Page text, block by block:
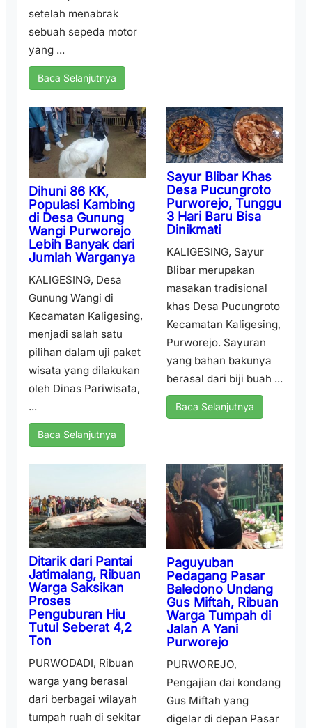
setelah menabrak
sebuah sepeda motor
yang ...
Baca Selanjutnya
Dihuni 86 KK,
Populasi Kambing
di Desa Gunung
Wangi Purworejo
Lebih Banyak dari
Jumlah Warganya
KALIGESING, Desa
Gunung Wangi di
Kecamatan Kaligesing,
menjadi salah satu
pilihan dalam uji paket
wisata yang dilakukan
oleh Dinas Pariwisata,
...
Baca Selanjutnya
Sayur Blibar Khas
Desa Pucungroto
Purworejo, Tunggu
3 Hari Baru Bisa
Dinikmati
KALIGESING, Sayur
Blibar merupakan
masakan tradisional
khas Desa Pucungroto
Kecamatan Kaligesing,
Purworejo. Sayuran
yang bahan bakunya
berasal dari biji buah ...
Baca Selanjutnya
Ditarik dari Pantai
Jatimalang, Ribuan
Warga Saksikan
Proses
Penguburan Hiu
Tutul Seberat 4,2
Ton
PURWODADI, Ribuan
warga yang berasal
dari berbagai wilayah
tumpah ruah di sekitar
Paguyuban
Pedagang Pasar
Baledono Undang
Gus Miftah, Ribuan
Warga Tumpah di
Jalan A Yani
Purworejo
PURWOREJO,
Pengajian dai kondang
Gus Miftah yang
digelar di depan Pasar